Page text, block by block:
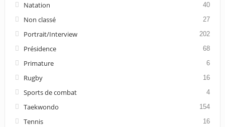
Natation 40
Non classé 27
Portrait/Interview 202
Présidence 68
Primature 6
Rugby 16
Sports de combat 4
Taekwondo 154
Tennis 16